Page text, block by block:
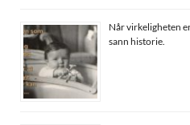
Når virkeligheten
sann historie.